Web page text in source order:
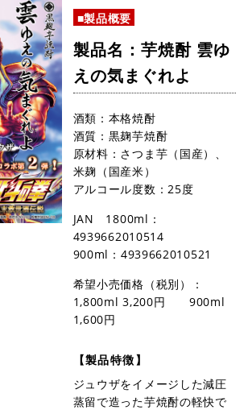
■製品概要
製品名：芋焼酎 雲ゆ
えの気まぐれよ
酒類：本格焼酎
酒質：黒麹芋焼酎
原材料：さつま芋（国産）、
米麹（国産米）
アルコール度数：25度
JAN 1800ml：
4939662010514
900ml：4939662010521
希望小売価格（税別）：
1,800ml 3,200円 900ml
1,600円
【製品特徴】
ジュウザをイメージした減圧
蒸留で造った芋焼酎の軽快で